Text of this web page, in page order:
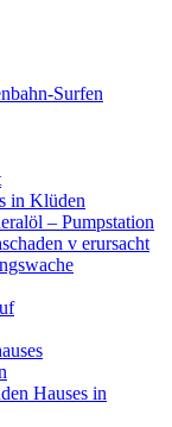
Surfen
in Klüden
– Pumpstation
v erursacht
Hauses in